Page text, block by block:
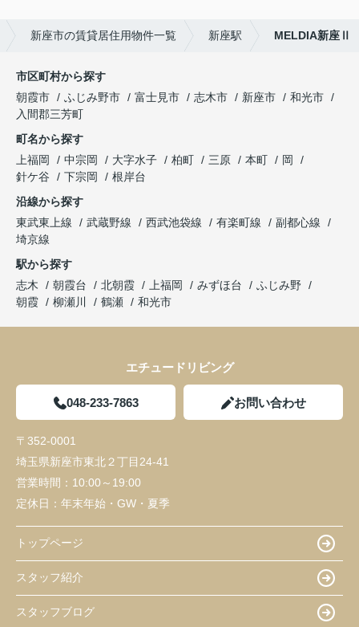
新座市の賃貸居住用物件一覧 新座駅 MELDIA新座Ⅱ
市区町村から探す
朝霞市
ふじみ野市 富士見市 志木市 新座市
和光市
入間郡三芳町
町名から探す
上福岡
中宗岡 大字水子 柏町 三原 本町
岡
針ケ谷
下宗岡
根岸台
沿線から探す
東武東上線
武蔵野線 西武池袋線 有楽町線
副都心線
埼京線
駅から探す
志木
朝霞台 北朝霞 上福岡 みずほ台
ふじみ野
朝霞
柳瀬川 鶴瀬 和光市
エチュードリビング
048-233-7863 お問い合わせ
〒352-0001
埼玉県新座市東北２丁目24-41
営業時間： 10:00～19:00
定休日： 年末年始・GW・夏季
トップページ
スタッフ紹介
スタッフブログ